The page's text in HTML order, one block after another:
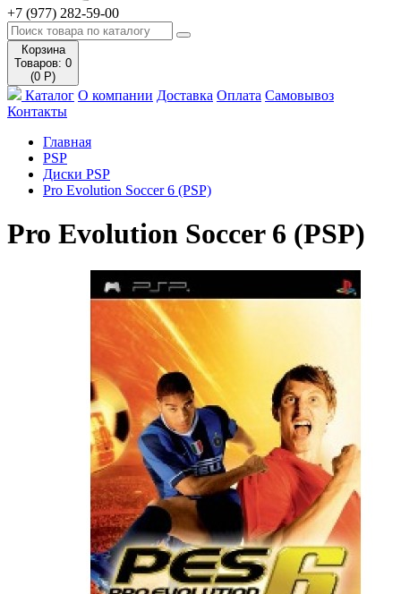
+7 (977) 282-59-00
Корзина
Товаров: 0
(0 Р)
Каталог О компании Доставка Оплата Самовывоз
Контакты
Главная
PSP
Диски PSP
Pro Evolution Soccer 6 (PSP)
Pro Evolution Soccer 6 (PSP)